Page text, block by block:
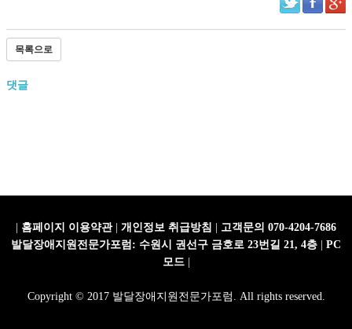
목록으로
댓글
홈페이지 이용약관| 개인정보 취급방침
고객문의 070-4204-7686
발달장애지원전문가포럼: 수원시 권선구 금호로 23번길 21, 4층
PC
모드|
Copyright © 2017 발달장애지원전문가포럼. All rights reserved.